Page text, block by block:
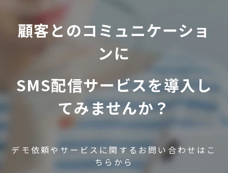
顧客とのコミュニケーショ
ンに
SMS配信サービスを導入し
てみませんか？
デモ依頼やサービスに関するお問い合わせはこ
ちらから